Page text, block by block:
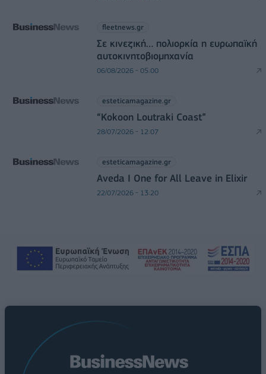
fleetnews.gr
Σε κινεζική… πολιορκία η ευρωπαϊκή
αυτοκινητοβιομηχανία
06/08/2026 - 05:00
esteticamagazine.gr
“Kokoon Loutraki Coast”
28/07/2026 - 12:07
esteticamagazine.gr
Aveda I One for All Leave in Elixir
22/07/2026 - 13:20